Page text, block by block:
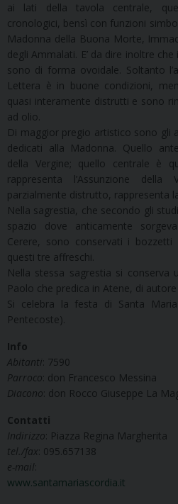
ai lati della tavola centrale,
cronologici, bensì con funzioni
Madonna della Buona Morte,
degli Ammalati. E’ da dire inoltre
sono di forma ovoidale. Soltanto
Lettera è in buone condizioni,
quasi interamente distrutti e sono
ad olio.
Di maggior pregio artistico sono gli
dedicati alla Madonna. Quello
della Vergine; quello centrale è
rappresenta l’Assunzione della
parzialmente distrutto, rappresenta
Nella sagrestia, che secondo gli
spazio dove anticamente
Cerere, sono conservati i
questi tre affreschi.
Nella stessa sagrestia si conserva
Paolo che predica in Atene, di autore
Si celebra la festa di Santa
Pentecoste).
Info
Abitanti : 7590
Parroco : don Francesco Messina
Diacono : don Rocco Giuseppe La
Contatti
Indirizzo : Piazza Regina Margherita
tel./fax : 095.657138
e-mail
www.santamariascordia.it